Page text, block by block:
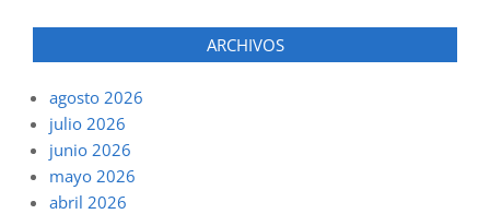
ARCHIVOS
agosto 2026
julio 2026
junio 2026
mayo 2026
abril 2026